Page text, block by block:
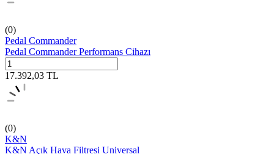
(0)
Pedal Commander
Pedal Commander Performans Cihazı
17.392,03 TL
(0)
K&N
K&N Açık Hava Filtresi Universal